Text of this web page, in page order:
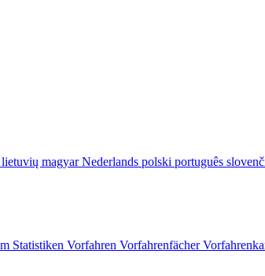
lietuvių magyarNederlands polski português
Statistiken Vorfahren Vorfahrenfächer